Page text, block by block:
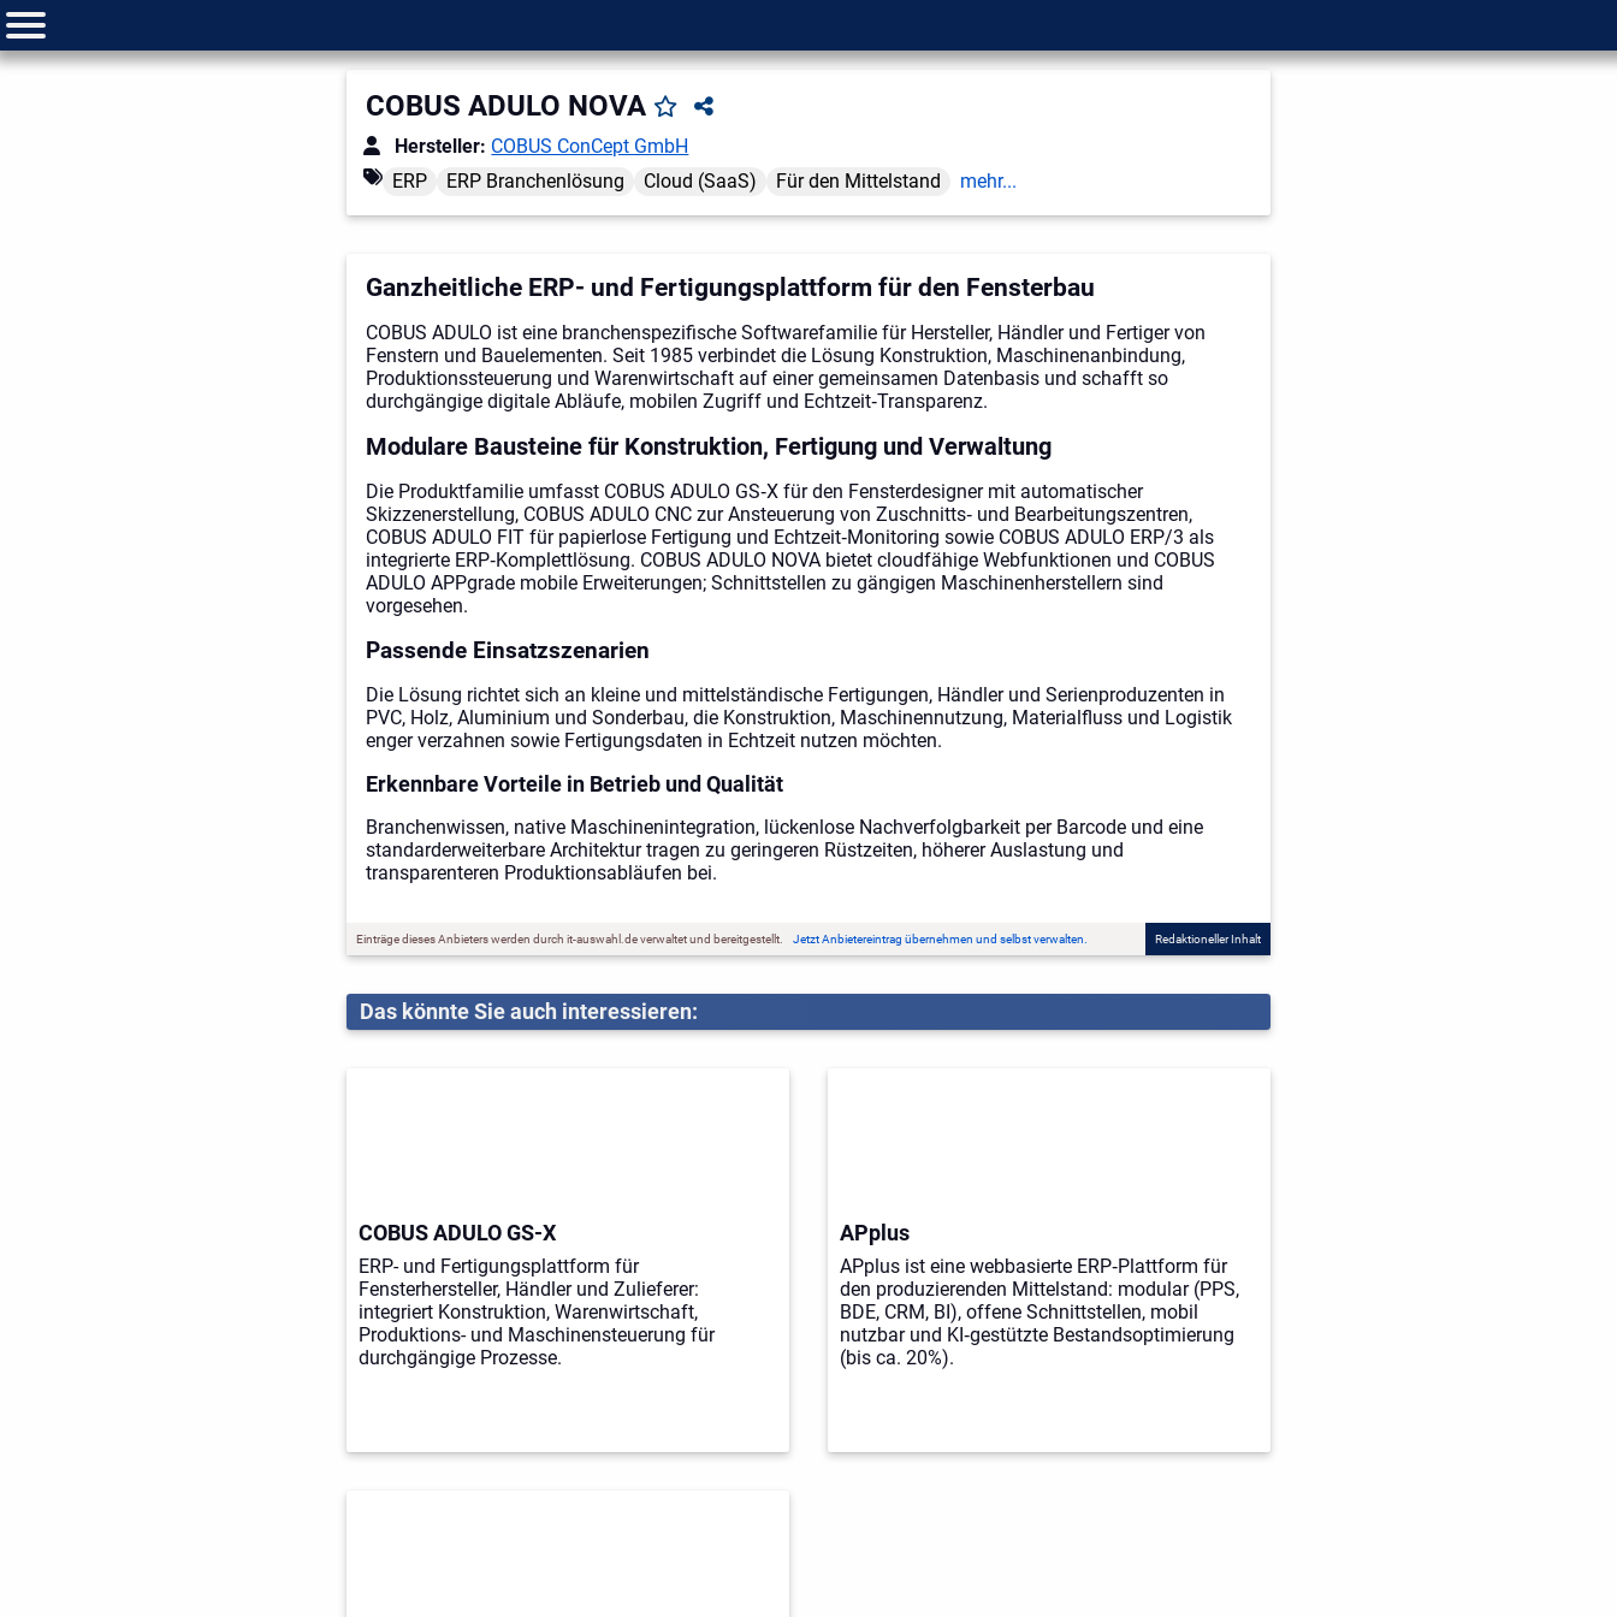
COBUS ADULO NOVA
Hersteller: COBUS ConCept GmbH
ERP
ERP Branchenlösung Cloud (SaaS) Für den Mittelstand mehr...
Ganzheitliche ERP- und Fertigungsplattform für den Fensterbau
COBUS ADULO ist eine branchenspezifische Softwarefamilie für Hersteller, Händler und Fertiger von
Fenstern und Bauelementen. Seit 1985 verbindet die Lösung Konstruktion, Maschinenanbindung,
Produktionssteuerung und Warenwirtschaft auf einer gemeinsamen Datenbasis und schafft so
durchgängige digitale Abläufe, mobilen Zugriff und Echtzeit‑Transparenz.
Modulare Bausteine für Konstruktion, Fertigung und Verwaltung
Die Produktfamilie umfasst COBUS ADULO GS‑X für den Fensterdesigner mit automatischer
Skizzenerstellung, COBUS ADULO CNC zur Ansteuerung von Zuschnitts‑ und Bearbeitungszentren,
COBUS ADULO FIT für papierlose Fertigung und Echtzeit‑Monitoring sowie COBUS ADULO ERP/3 als
integrierte ERP‑Komplettlösung. COBUS ADULO NOVA bietet cloudfähige Webfunktionen und COBUS
ADULO APPgrade mobile Erweiterungen; Schnittstellen zu gängigen Maschinenherstellern sind
vorgesehen.
Passende Einsatzszenarien
Die Lösung richtet sich an kleine und mittelständische Fertigungen, Händler und Serienproduzenten in
PVC, Holz, Aluminium und Sonderbau, die Konstruktion, Maschinennutzung, Materialfluss und Logistik
enger verzahnen sowie Fertigungsdaten in Echtzeit nutzen möchten.
Erkennbare Vorteile in Betrieb und Qualität
Branchenwissen, native Maschinenintegration, lückenlose Nachverfolgbarkeit per Barcode und eine
standarderweiterbare Architektur tragen zu geringeren Rüstzeiten, höherer Auslastung und
transparenteren Produktionsabläufen bei.
Einträge dieses Anbieters werden durch it-auswahl.de verwaltet und bereitgestellt. Jetzt Anbietereintrag übernehmen und selbst verwalten. Redaktioneller Inhalt
Das könnte Sie auch interessieren:
COBUS ADULO GS-X
ERP- und Fertigungsplattform für
Fensterhersteller, Händler und Zulieferer:
integriert Konstruktion, Warenwirtschaft,
Produktions- und Maschinensteuerung für
durchgängige Prozesse.
APplus
APplus ist eine webbasierte ERP‑Plattform für
den produzierenden Mittelstand: modular (PPS,
BDE, CRM, BI), offene Schnittstellen, mobil
nutzbar und KI‑gestützte Bestandsoptimierung
(bis ca. 20%).